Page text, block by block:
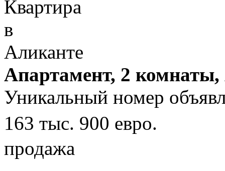
Апартамент, 2
Уникальный номер
163 тыс. 900 евро.
продажа